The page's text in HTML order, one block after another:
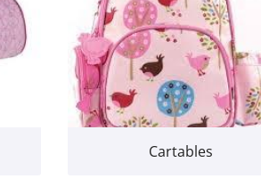
Cartables